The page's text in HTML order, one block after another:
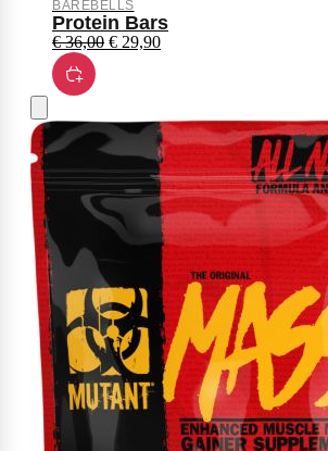
BAREBELLS
Protein Bars
€36,00 € 29,90